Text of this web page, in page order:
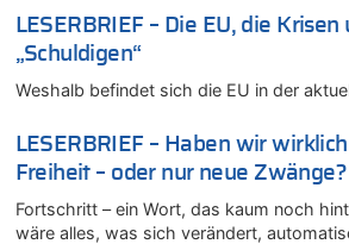
In Belgien missachten zwei von drei
Tempolimit in 30er-Zonen –
07.08.2026 - 18:31 von Panda46 zu
Mark van Bommel offiziell als neuer
07.08.2026 - 17:56 von Mungo zu
Zweite Hitzewelle in diesem Sommer ist
07.08.2026 - 17:55 von M der Block zu
AS Eupen: „Keiner weiß, wohin die
LESERBRIEF – Die EU, die Krisen
„Schuldigen“
Weshalb befindet sich die EU in der
LESERBRIEF – Haben wir
Freiheit – oder nur neue Zwänge?
Fortschritt – ein Wort, das kaum noch
wäre alles, was sich verändert,